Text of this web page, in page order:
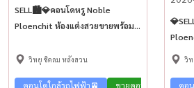
SELL🏙️💎คอนโดหรู Noble
Ploenchit ห้องแต่งสวยขายพร้อม
วิทยุ ชิดลม หลังสวน
คอนโดใกล้รถไฟฟ้า🚈 ขายคอนโด สุขุมวิท 🏢
BTS
วิท
คอ